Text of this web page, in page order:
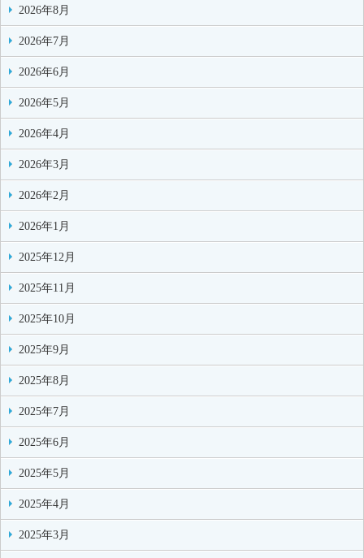
2026年8月
2026年7月
2026年6月
2026年5月
2026年4月
2026年3月
2026年2月
2026年1月
2025年12月
2025年11月
2025年10月
2025年9月
2025年8月
2025年7月
2025年6月
2025年5月
2025年4月
2025年3月